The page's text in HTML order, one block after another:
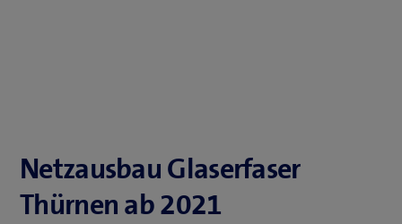
Netzausbau Glaserfaser
Thürnen ab 2021